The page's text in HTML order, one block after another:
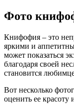
Фото
Книфофия – это
яркими и
может показаться
благодаря своей
становится
Вот несколько
оценить ее красоту